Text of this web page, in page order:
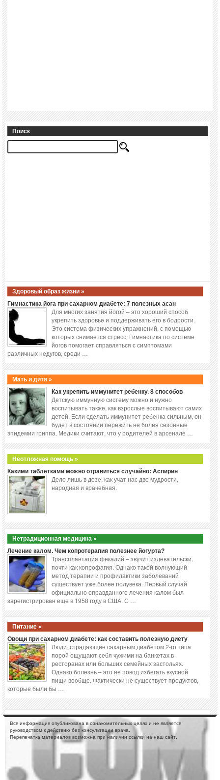
Поиск
Здоровый образ жизни »
Гимнастика йога при сахарном диабете: 7 полезных асан
Для многих занятия йогой – это хороший способ
укрепить здоровье и поддерживать его в бодрости.
Это система физических упражнений, с помощью
которых снимается стресс. Гимнастика по системе
йогов помогает справляться с симптомами
различных недугов, среди …
Мать и дитя »
Как укрепить иммунитет ребенку. 8 способов
Детскую иммунную систему можно и нужно
воспитывать также, как взрослые воспитывают самих
детей. Если сделать иммунитет ребенка сильным, он
будет в состоянии пережить не болея сезонные
эпидемии гриппа. Медики считают, что у родителей в арсенале …
Неотложная помощь »
Какими таблетками можно отравиться случайно: Аспирин
Дело лишь в дозе, как учат нас две мудрости,
народная и врачебная.
Нетрадиционная медицина »
Лечение калом. Чем копротерапия полезнее йогурта?
Трансплантация фекалий – звучит издевательски,
почти как копрофагия. Однако такой волнующий
метод терапии и профилактики заболеваний
существует уже более полувека. Первый случай
официально оправданного лечения калом был
зарегистрирован еще в 1958 году в США. С …
Питание »
Овощи при сахарном диабете: как составить полезную диету
Люди, страдающие сахарным диабетом 2-го типа
порой ощущают себя чужими на банкетах в
ресторанах или больших семейных застольях.
Однако болезнь – это не повод избегать вкусной
пищи вообще. Фактически не существует продуктов,
которые были бы …
Вся информация опубликована в ознакомительных целях и не является
руководством к действию без консультации врача.
Перепечатка материалов возможна при наличии ссылки на наш сайт.